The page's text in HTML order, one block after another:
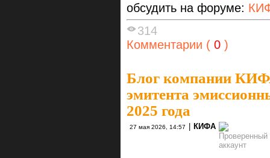
обсудить на форуме:
314
Комментарии ( 0 )
Блог компании
эмитента
2025 года
27 мая 2026, 14:57 КИФА